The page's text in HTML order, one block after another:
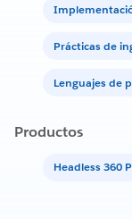
Prácticas de
Lenguajes de
Productos
Headless 360